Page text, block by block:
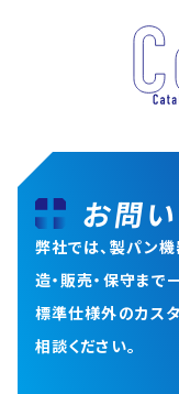
お問
弊社では、製パン
造・販売・保守まで
標準仕様外のカス
相談ください。